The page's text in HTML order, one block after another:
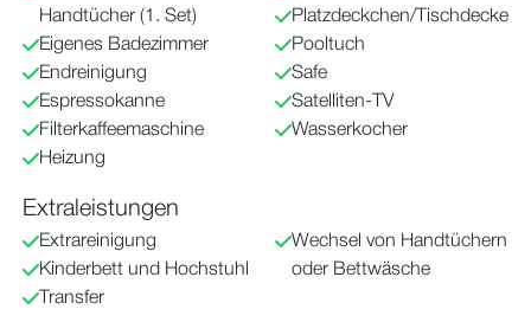
Handtücher (1. Set)
Eigenes Badezimmer
Endreinigung
Espressokanne
Filterkaffeemaschine
Heizung
Platzdeckchen/Tischdecke
Pooltuch
Safe
Satelliten-TV
Wasserkocher
Extraleistungen
Extrareinigung
Kinderbett und Hochstuhl
Transfer
Wechsel von Handtüchern
oder Bettwäsche